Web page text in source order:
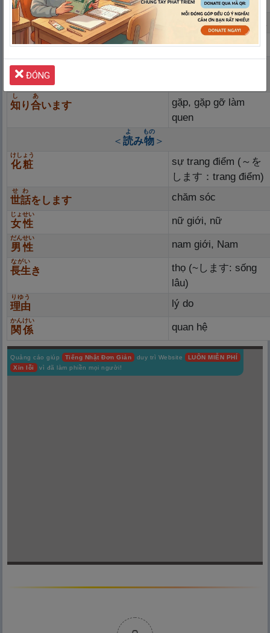
Nghĩa: Điều ước, lời hứa, ước
chừng
どうも
có vẽ như là, có lẽ là
恋人
こいびと
người yêu
相
Nghĩa: Cùng chung, qua lại lẫn
手
あいて
知
し
り合
あ
います
gặp, gặp gỡ làm
quen
＜読
よ
み物
もの
＞
化粧
けしょう
sự trang điểm (～を
します：trang điểm)
世話
せわ
をします chăm sóc
女性
じょせい
nữ giới, nữ
男性
だんせい
nam giới, Nam
長TRƯỜNG, TRƯỞNG,生
ながい
き
thọ (~します: sống
lâu)
理由
nhân
りゆう
lý do
関係
Nghĩa: Ràng buộc, trói buộc,
buộc
かんけい
quan hệ
Quảng cáo giúp Tiếng Nhật Đơn Giản duy trì Website
LUÔN MIỄN PHÍ
Xin lỗi
vì đã làm phiền mọi người!
ĐÓNG